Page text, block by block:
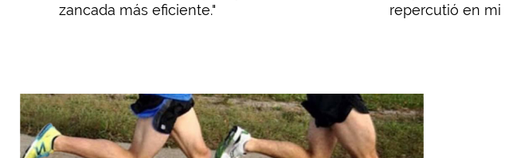
zancada más eficiente."
repercutió en mi